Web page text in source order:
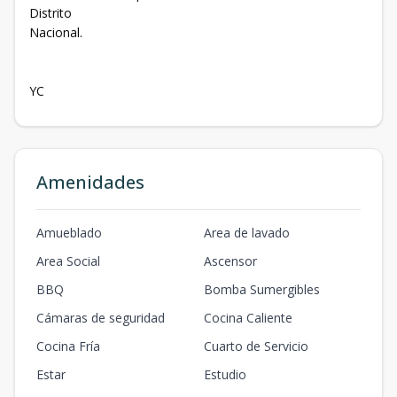
Distrito
Nacional.
YC
Amenidades
Amueblado
Area de lavado
Area Social
Ascensor
BBQ
Bomba Sumergibles
Cámaras de seguridad
Cocina Caliente
Cocina Fría
Cuarto de Servicio
Estar
Estudio